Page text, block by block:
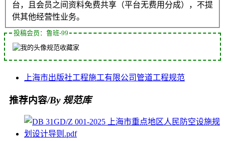
台，且会员之间资料免费共享（平台无费用分成），不提
供其他经营性业务。
投稿会员：鲁班-99
规范收藏家
上海市出版社工程施工有限公司 管道工程规范
推荐内容/By 规范库